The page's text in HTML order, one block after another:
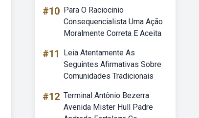
#10 Para O Raciocinio
Consequencialista Uma Ação
Moralmente Correta E Aceita
#11
Leia Atentamente As
Seguintes Afirmativas Sobre
Comunidades Tradicionais
#12 Terminal Antônio Bezerra
Avenida Mister Hull Padre